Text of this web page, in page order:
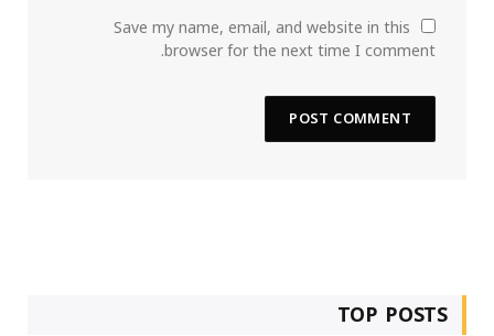
Save my name, email, and website in this
browser for the next time I comment.
TOP POSTS